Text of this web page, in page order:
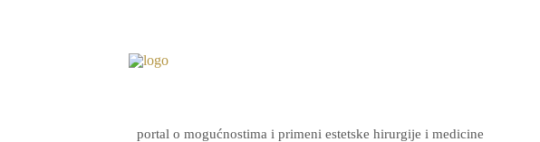
portal o mogućnostima i primeni estetske hirurgije i medicine